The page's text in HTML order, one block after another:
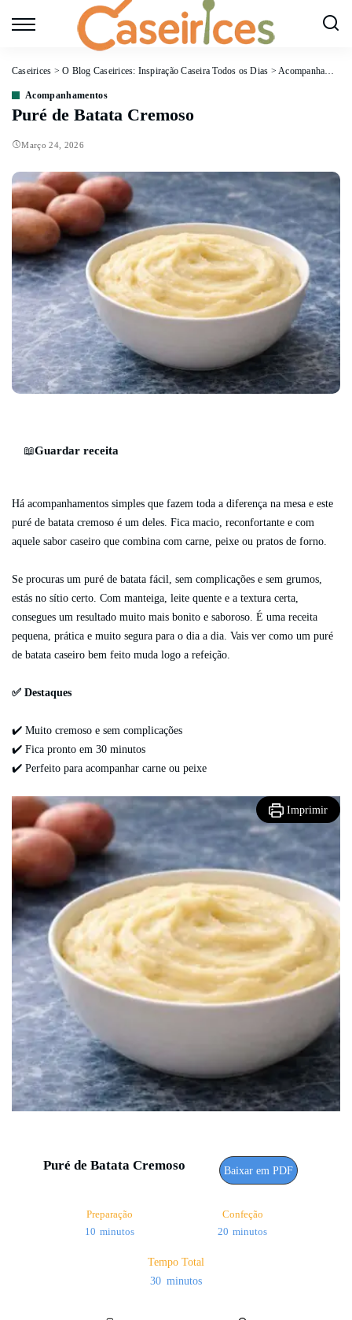
Caseirices >O Blog Caseirices: Inspiração Caseira Todos os Dias >Acompanhamentos
Acompanhamentos
Puré de Batata Cremoso
Março 24, 2026
📖Guardar receita
Há acompanhamentos simples que fazem toda a diferença na mesa e este
puré de batata cremoso é um deles. Fica macio, reconfortante e com
aquele sabor caseiro que combina com carne, peixe ou pratos de forno.
Se procuras um puré de batata fácil, sem complicações e sem grumos,
estás no sítio certo. Com manteiga, leite quente e a textura certa,
consegues um resultado muito mais bonito e saboroso. É uma receita
pequena, prática e muito segura para o dia a dia. Vais ver como um puré
de batata caseiro bem feito muda logo a refeição.
✅ Destaques
✔️ Muito cremoso e sem complicações
✔️ Fica pronto em 30 minutos
✔️ Perfeito para acompanhar carne ou peixe
Puré de Batata Cremoso Baixar em PDF
Preparação
10minutos
minutos
Confeção
20minutos
minutos
Tempo Total
30minutos
minutos
Imprimir